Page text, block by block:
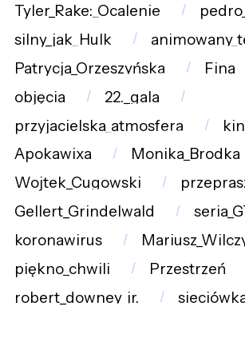
Tyler_Rake:_Ocalenie
silny_jak_Hulk
Patrycja_Orzeszyńska
Fina
objęcia
22._gala
przyjacielska_atmosfera
Apokawixa
Monika_Brodka
Wojtek_Cugowski
Gellert_Grindelwald
koronawirus
piękno_chwili
Przestrzeń
robert_downey_jr.